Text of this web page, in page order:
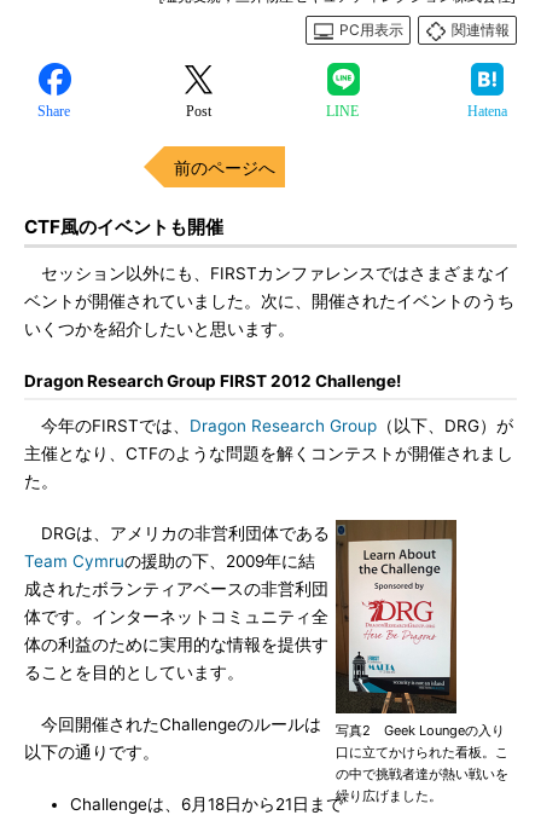
PC用表示
関連情報
Share Post LINE Hatena
前のページへ
CTF風のイベントも開催
セッション以外にも、FIRSTカンファレンスではさまざまなイ
ベントが開催されていました。次に、開催されたイベントのうち
いくつかを紹介したいと思います。
Dragon Research Group FIRST 2012 Challenge!
今年のFIRSTでは、 Dragon Research Group （以下、DRG）が
主催となり、CTFのような問題を解くコンテストが開催されまし
た。
写真2 Geek Loungeの入り
口に立てかけられた看板。こ
の中で挑戦者達が熱い戦いを
繰り広げました。
DRGは、アメリカの非営利団体である
Team Cymruの援助の下、2009年に結
成されたボランティアベースの非営利団
体です。インターネットコミュニティ全
体の利益のために実用的な情報を提供す
ることを目的としています。
今回開催されたChallengeのルールは
以下の通りです。
Challengeは、6月18日から21日まで